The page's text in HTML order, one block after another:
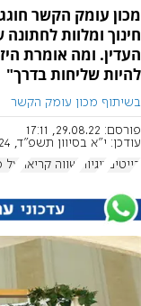
חינוך ומלוות
העדין. ומה אומרת
להיות שליחות בדרך"
בשיתוף מכון עומק הקשר
פורסם: 29.08.22, 17:11
עודכן: י"א בסיוון תשפ"ד, 17.6.2024, 12:00:00
דייטים
זוגיות שווה קריאה על